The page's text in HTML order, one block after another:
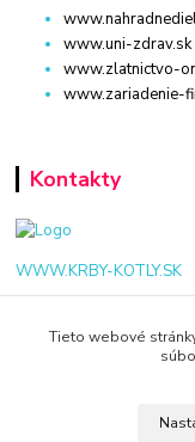
www.uni-zdrav.sk
www.zlatnictvo-
www.zariadenie-
Kontakty
WWW.KRBY-KOTLY.SK
Tieto webové